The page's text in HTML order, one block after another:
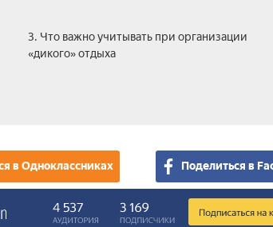
3. Что важно учитывать при организации
«дикого» отдыха
в Одноклассниках Поделиться в